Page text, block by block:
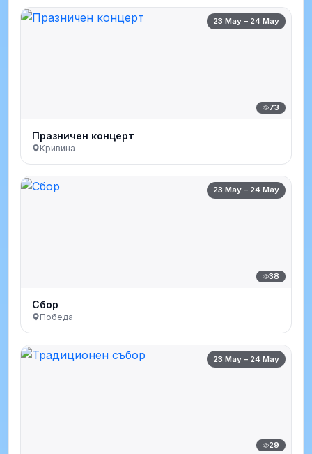
23 May – 24 May
73
Празничен концерт
Кривина
23 May – 24 May
38
Сбор
Победа
23 May – 24 May
29